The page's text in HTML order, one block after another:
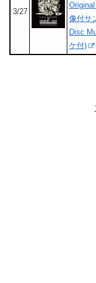
3/27
像付サ
Disc
ケ付)